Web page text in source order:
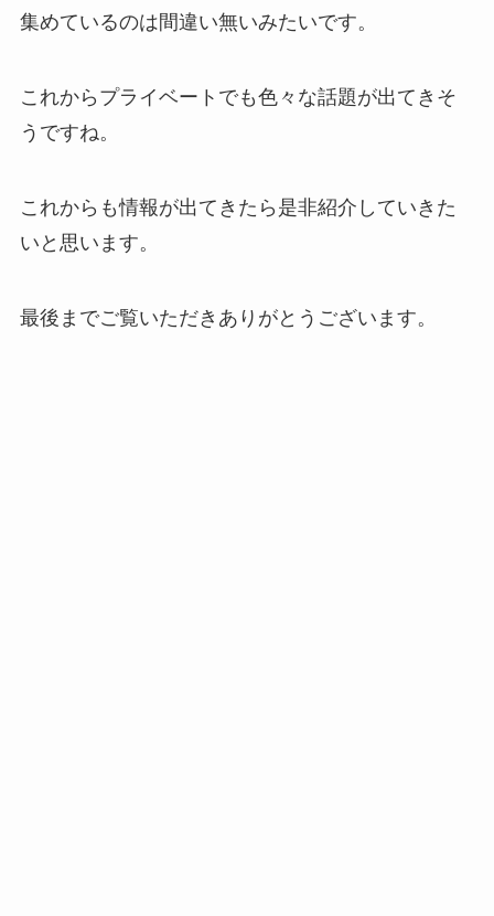
集めているのは間違い無いみたいです。
これからプライベートでも色々な話題が出てきそ
うですね。
これからも情報が出てきたら是非紹介していきた
いと思います。
最後までご覧いただきありがとうございます。